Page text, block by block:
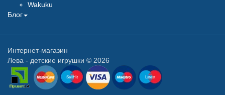
Wakuku
Блог
Интернет-магазин
Лева - детские игрушки © 2026
SellHit Latest